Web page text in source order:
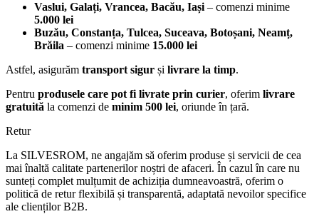
Vaslui, Galați, Vrancea, Bacău, Iași– comenzi minime
5.000 lei
Buzău, Constanța, Tulcea, Suceava, Botoșani, Neamț,
Brăila – comenzi minime 15.000 lei
Astfel, asigurăm transport sigur și livrare la timp.
Pentru produsele care pot fi livrate prin curier, oferim livrare
gratuită la comenzi de minim 500 lei, oriunde în țară.
Retur
La SILVESROM, ne angajăm să oferim produse și servicii de cea
mai înaltă calitate partenerilor noștri de afaceri. În cazul în care nu
sunteți complet mulțumit de achiziția dumneavoastră, oferim o
politică de retur flexibilă și transparentă, adaptată nevoilor specifice
ale clienților B2B.